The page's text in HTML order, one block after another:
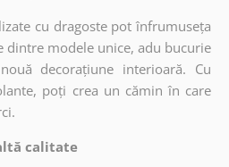
cu dragoste pot înfrumuseța
dintre modele unice, adu bucurie
decorațiune interioară. Cu
poți crea un cămin în care
calitate